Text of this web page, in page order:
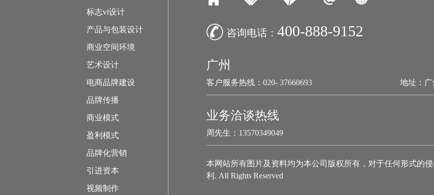
标志vi设计
产品与包装设计
商业空间环境
艺术设计
电商品牌建设
品牌传播
商业模式
盈利模式
品牌化营销
引进资本
视频制作
咨询电话： 400-888-9152
广州
地址：广
客户服务热线：020- 37660693
业务洽谈热线
周先生：13570349049
本网站所有图片及资料均为本公司版权所有，对于任何形式的
利. All Rights Reserved